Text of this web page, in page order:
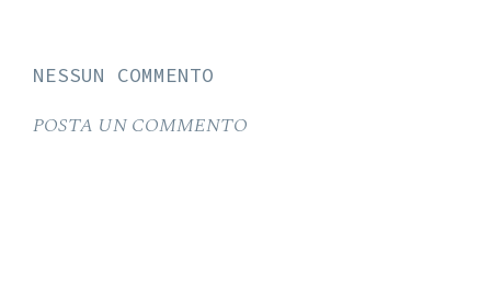
NESSUN COMMENTO
POSTA UN COMMENTO